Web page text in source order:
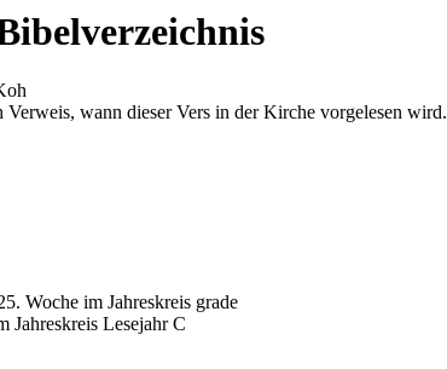
Verweis, wann dieser Vers in der Kirche vorgelesen wird.
Woche im Jahreskreis grade
Jahreskreis Lesejahr C